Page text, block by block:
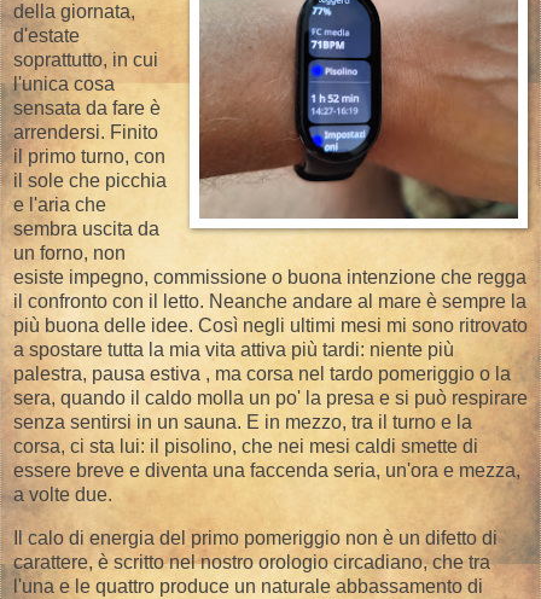
della giornata,
d'estate
soprattutto, in cui
l'unica cosa
sensata da fare è
arrendersi. Finito
il primo turno, con
il sole che picchia
e l'aria che
sembra uscita da
un forno, non
esiste impegno, commissione o buona intenzione che regga
il confronto con il letto. Neanche andare al mare è sempre la
più buona delle idee. Così negli ultimi mesi mi sono ritrovato
a spostare tutta la mia vita attiva più tardi: niente più
palestra, pausa estiva , ma corsa nel tardo pomeriggio o la
sera, quando il caldo molla un po' la presa e si può respirare
senza sentirsi in un sauna. E in mezzo, tra il turno e la
corsa, ci sta lui: il pisolino, che nei mesi caldi smette di
essere breve e diventa una faccenda seria, un'ora e mezza,
a volte due.
Il calo di energia del primo pomeriggio non è un difetto di
carattere, è scritto nel nostro orologio circadiano, che tra
l'una e le quattro produce un naturale abbassamento di